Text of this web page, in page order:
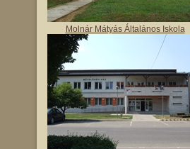
Molnár Mátyás Általános Iskola